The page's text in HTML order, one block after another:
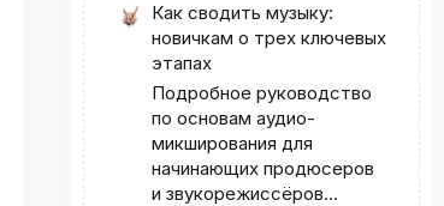
Как сводить музыку:
новичкам о трех ключевых
этапах
Подробное руководство
по основам аудио-
микширования для
начинающих продюсеров
и звукорежиссёров...